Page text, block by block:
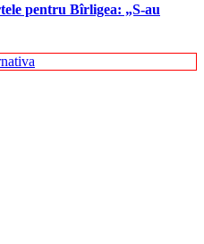
pentru Bîrligea: „S-au